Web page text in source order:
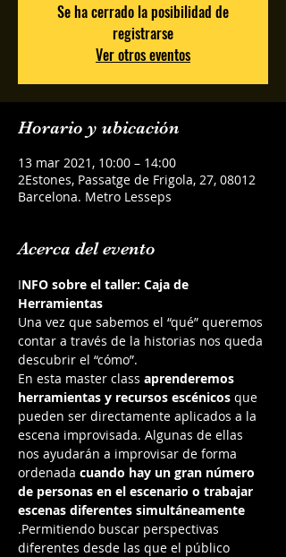
Se ha cerrado la posibilidad de
registrarse
Ver otros eventos
Horario y ubicación
13 mar 2021, 10:00 – 14:00
2Estones, Passatge de Frigola, 27, 08012
Barcelona. Metro Lesseps
Acerca del evento
INFO sobre el taller: Caja de
Herramientas
Una vez que sabemos el “qué” queremos
contar a través de la historias nos queda
descubrir el “cómo”.
En esta master class aprenderemos
herramientas y recursos escénicos que
pueden ser directamente aplicados a la
escena improvisada. Algunas de ellas
nos ayudarán a improvisar de forma
ordenada cuando hay un gran número
de personas en el escenario o trabajar
escenas diferentes simultáneamente
.Permitiendo buscar perspectivas
diferentes desde las que el público